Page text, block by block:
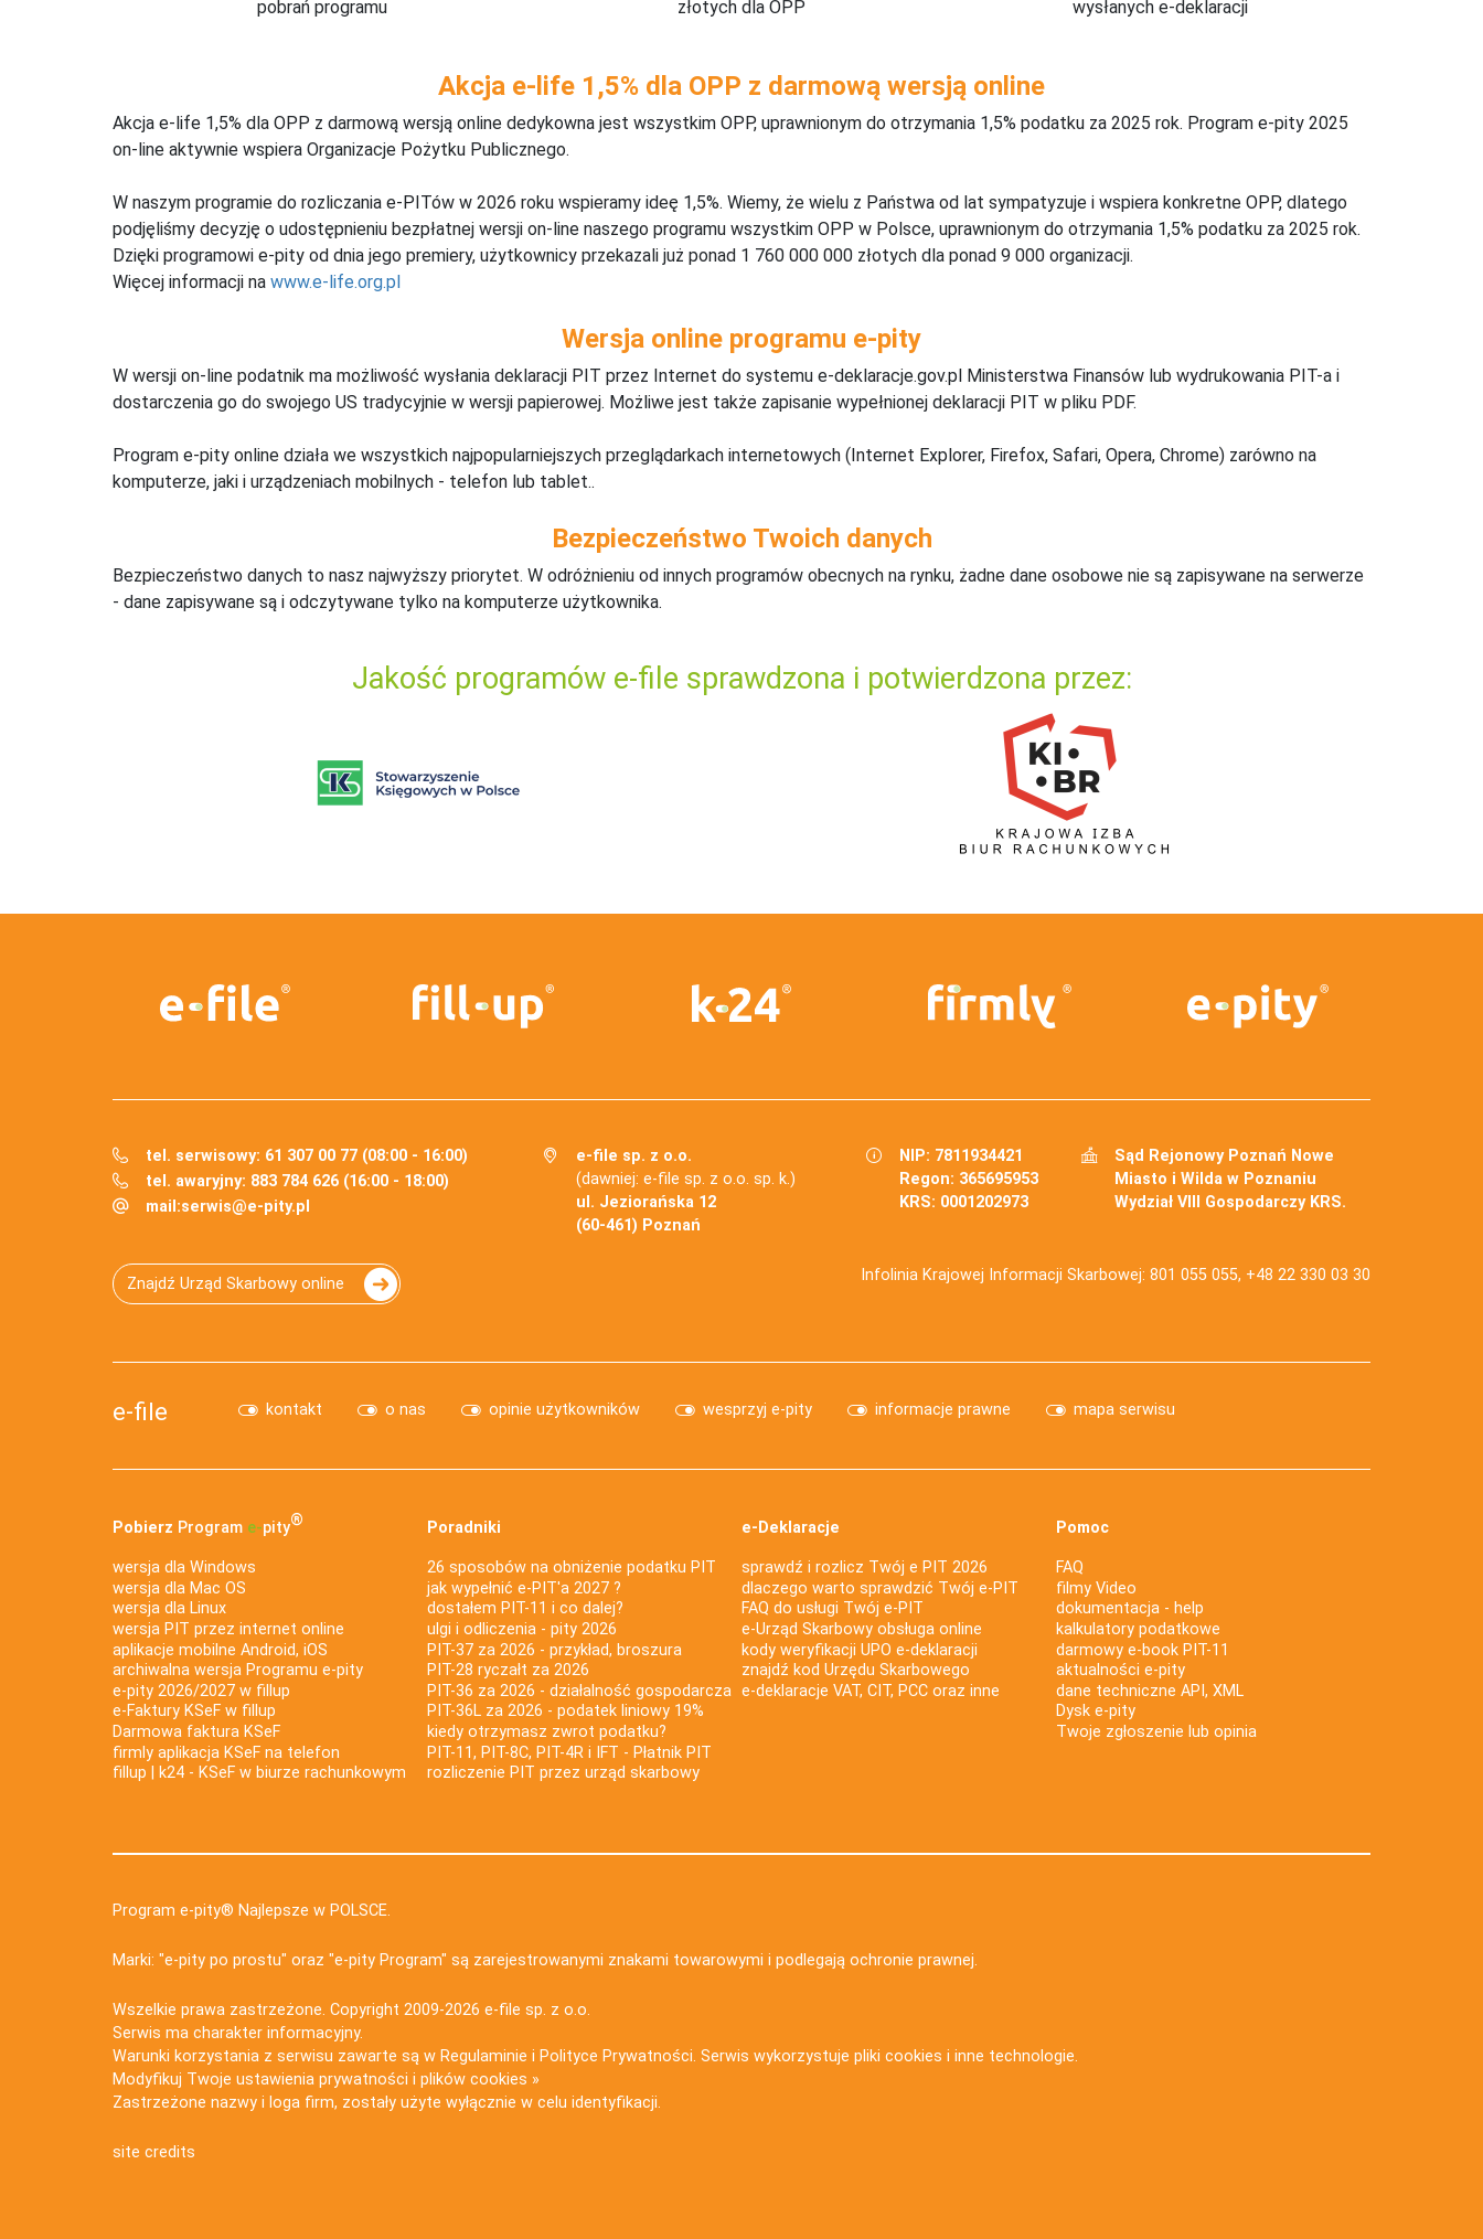
pobrań programu
złotych dla OPP
wysłanych e-deklaracji
Akcja e-life 1,5% dla OPP z darmową wersją online
Akcja e-life 1,5% dla OPP z darmową wersją online dedykowna jest wszystkim OPP, uprawnionym do otrzymania 1,5% podatku za 2025 rok. Program e-pity 2025
on-line aktywnie wspiera Organizacje Pożytku Publicznego.
W naszym programie do rozliczania e-PITów w 2026 roku wspieramy ideę 1,5%. Wiemy, że wielu z Państwa od lat sympatyzuje i wspiera konkretne OPP, dlatego
podjęliśmy decyzję o udostępnieniu bezpłatnej wersji on-line naszego programu wszystkim OPP w Polsce, uprawnionym do otrzymania 1,5% podatku za 2025 rok.
Dzięki programowi e-pity od dnia jego premiery, użytkownicy przekazali już ponad 1 760 000 000 złotych dla ponad 9 000 organizacji.
Więcej informacji na www.e-life.org.pl
Wersja online programu e-pity
W wersji on-line podatnik ma możliwość wysłania deklaracji PIT przez Internet do systemu e-deklaracje.gov.pl Ministerstwa Finansów lub wydrukowania PIT-a i
dostarczenia go do swojego US tradycyjnie w wersji papierowej. Możliwe jest także zapisanie wypełnionej deklaracji PIT w pliku PDF.
Program e-pity online działa we wszystkich najpopularniejszych przeglądarkach internetowych (Internet Explorer, Firefox, Safari, Opera, Chrome) zarówno na
komputerze, jaki i urządzeniach mobilnych - telefon lub tablet..
Bezpieczeństwo Twoich danych
Bezpieczeństwo danych to nasz najwyższy priorytet. W odróżnieniu od innych programów obecnych na rynku, żadne dane osobowe nie są zapisywane na serwerze
- dane zapisywane są i odczytywane tylko na komputerze użytkownika.
Jakość programów e-file sprawdzona i potwierdzona przez:
tel. serwisowy: 61 307 00 77 (08:00 - 16:00)
tel. awaryjny: 883 784 626 (16:00 - 18:00)
mail:serwis@e-pity.pl
e-file sp. z o.o.
(dawniej: e-file sp. z o.o. sp. k.)
ul. Jeziorańska 12
(60-461) Poznań
NIP: 7811934421
Regon: 365695953
KRS: 0001202973
Sąd Rejonowy Poznań Nowe
Miasto i Wilda w Poznaniu
Wydział VIII Gospodarczy KRS.
Znajdź Urząd Skarbowy online Infolinia Krajowej Informacji Skarbowej: 801 055 055, +48 22 330 03 30
e-file kontakt o nas opinie użytkowników wesprzyj e-pity informacje prawne mapa serwisu
Pobierz Program e‑pity®
wersja dla Windows
wersja dla Mac OS
wersja dla Linux
wersja PIT przez internet online
aplikacje mobilne Android, iOS
archiwalna wersja Programu e-pity
e-pity 2026/2027 w fillup
e‑Faktury KSeF w fillup
Darmowa faktura KSeF
firmly aplikacja KSeF na telefon
fillup | k24 - KSeF w biurze rachunkowym
Poradniki
26 sposobów na obniżenie podatku PIT
jak wypełnić e-PIT'a 2027 ?
dostałem PIT-11 i co dalej?
ulgi i odliczenia - pity 2026
PIT-37 za 2026 - przykład, broszura
PIT-28 ryczałt za 2026
PIT-36 za 2026 - działalność gospodarcza
PIT-36L za 2026 - podatek liniowy 19%
kiedy otrzymasz zwrot podatku?
PIT-11, PIT-8C, PIT-4R i IFT - Płatnik PIT
rozliczenie PIT przez urząd skarbowy
e-Deklaracje
sprawdź i rozlicz Twój e PIT 2026
dlaczego warto sprawdzić Twój e-PIT
FAQ do usługi Twój e-PIT
e-Urząd Skarbowy obsługa online
kody weryfikacji UPO e-deklaracji
znajdź kod Urzędu Skarbowego
e-deklaracje VAT, CIT, PCC oraz inne
Pomoc
FAQ
filmy Video
dokumentacja - help
kalkulatory podatkowe
darmowy e-book PIT-11
aktualności e-pity
dane techniczne API, XML
Dysk e-pity
Twoje zgłoszenie lub opinia
Program e-pity® Najlepsze w POLSCE.
Marki: "e-pity po prostu" oraz "e-pity Program" są zarejestrowanymi znakami towarowymi i podlegają ochronie prawnej.
Wszelkie prawa zastrzeżone. Copyright 2009-2026 e-file sp. z o.o.
Serwis ma charakter informacyjny.
Warunki korzystania z serwisu zawarte są w Regulaminie i Polityce Prywatności. Serwis wykorzystuje pliki cookies i inne technologie.
Modyfikuj Twoje ustawienia prywatności i plików cookies »
Zastrzeżone nazwy i loga firm, zostały użyte wyłącznie w celu identyfikacji.
site credits